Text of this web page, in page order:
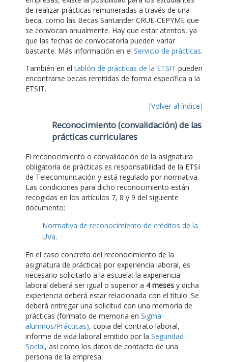
de realizar prácticas remuneradas a través de una
beca, como las Becas Santander CRUE-CEPYME que
se convocan anualmente. Hay que estar atentos, ya
que las fechas de convocatoria pueden variar
bastante. Más información en el Servicio de prácticas.
También en eltablón de prácticas de la ETSIT pueden
encontrarse becas remitidas de forma específica a la
ETSIT.
[Volver al índice]
Reconocimiento (convalidación) de las
prácticas curriculares
El reconocimiento o convalidación de la asignatura
obligatoria de prácticas es responsabilidad de la ETSI
de Telecomunicación y está regulado por normativa.
Las condiciones para dicho reconocimiento están
recogidas en los artículos 7, 8 y 9 del siguiente
documento:
Normativa de reconocimiento de créditos de la
UVa.
En el caso concreto del reconocimiento de la
asignatura de prácticas por experiencia laboral, es
necesario solicitarlo a la escuela: la experiencia
laboral deberá ser igual o superior a 4 meses y dicha
experiencia deberá estar relacionada con el título. Se
deberá entregar una solicitud con una memoria de
prácticas (formato de memoria en Sigma-
alumnos/Prácticas), copia del contrato laboral,
informe de vida laboral emitido por la Seguridad
Social, así como los datos de contacto de una
persona de la empresa.